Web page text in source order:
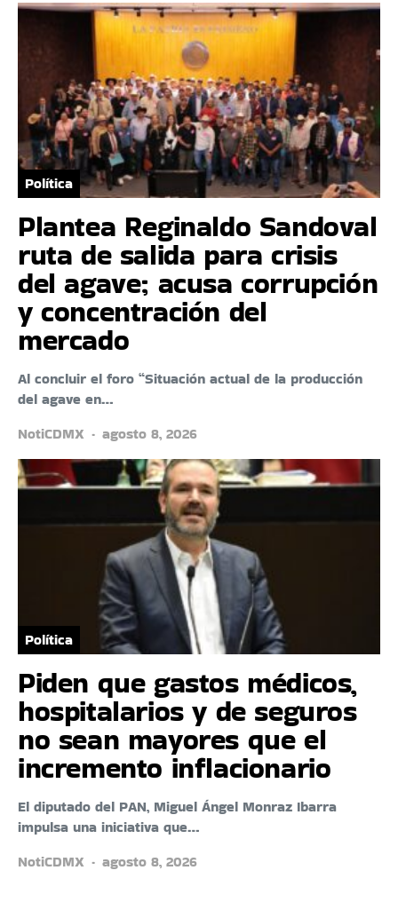
Política
Plantea Reginaldo Sandoval
ruta de salida para crisis
del agave; acusa corrupción
y concentración del
mercado
Al concluir el foro “Situación actual de la producción
del agave en…
NotiCDMX
agosto 8, 2026
Política
Piden que gastos médicos,
hospitalarios y de seguros
no sean mayores que el
incremento inflacionario
El diputado del PAN, Miguel Ángel Monraz Ibarra
impulsa una iniciativa que…
NotiCDMX
agosto 8, 2026